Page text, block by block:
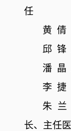
任
黄 倩
邱 锋
潘 晶
李 捷
朱
兰
长、主任